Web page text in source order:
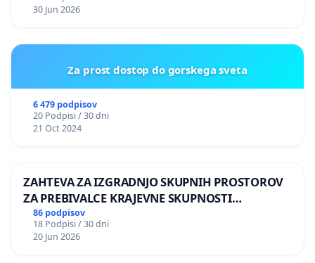
30 Jun 2026
Za prost dostop do gorskega sveta
6 479 podpisov
20 Podpisi / 30 dni
21 Oct 2024
ZAHTEVA ZA IZGRADNJO SKUPNIH PROSTOROV
ZA PREBIVALCE KRAJEVNE SKUPNOSTI
PRESTRANEK
86 podpisov
18 Podpisi / 30 dni
20 Jun 2026